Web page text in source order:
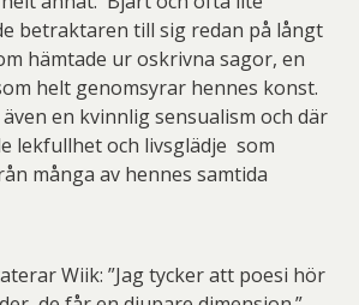
betraktaren till sig redan på långt
hämtade ur oskrivna sagor, en
helt genomsyrar hennes konst.
en kvinnlig sensualism och där
lekfullhet och livsglädje som
många av hennes samtida
Wiik: ”Jag tycker att poesi hör